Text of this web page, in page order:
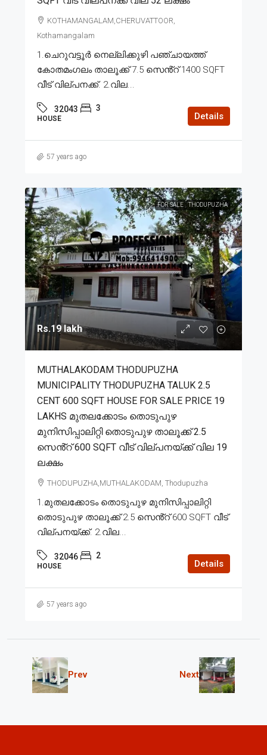
KOTHAMANGALAM,CHERUVATTOOR,
Kothamangalam
1.ചെറുവട്ടൂർ നെല്ലിക്കുഴി പഞ്ചായത്ത്
കോതമംഗലം താലൂക്ക് 7.5 സെൻ്റ് 1400 SQFT
വീട് വില്പനക്ക്. 2.വില...
32043 3
HOUSE Details
57 years ago
FOR SALE THODUPUZHA
Rs.19 lakh
MUTHALAKODAM THODUPUZHA
MUNICIPALITY THODUPUZHA TALUK 2.5
CENT 600 SQFT HOUSE FOR SALE PRICE 19
LAKHS മുതലക്കോടം തൊടുപുഴ
മുനിസിപ്പാലിറ്റി തൊടുപുഴ താലൂക്ക് 2.5
സെൻ്റ് 600 SQFT വീട് വില്പനയ്ക്ക് വില 19
ലക്ഷം
THODUPUZHA,MUTHALAKODAM, Thodupuzha
1.മുതലക്കോടം തൊടുപുഴ മുനിസിപ്പാലിറ്റി
തൊടുപുഴ താലൂക്ക് 2.5 സെൻ്റ് 600 SQFT വീട്
വില്പനയ്ക്ക്. 2.വില...
32046 2
HOUSE Details
57 years ago
Prev Next